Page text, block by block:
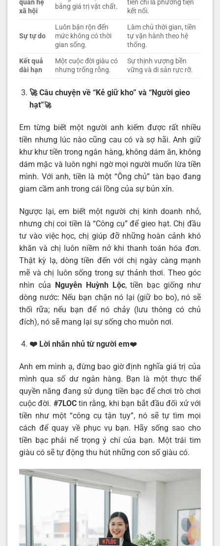
quan hệ
xã hội
bằng giá trị vật chất.
tiền chỉ là phương tiện
kết nối.
Sự tự do
Luôn bận rộn đến
mức không có thời
gian sống.
Làm chủ thời gian, tiền
tự vận hành theo hệ
thống.
Kết quả
dài hạn
Một cuộc đời giàu có
nhưng trống rỗng.
Sự thịnh vượng bền
vững và di sản rực rỡ.
🚀 Câu chuyện về “Kẻ giữ kho” và “Người gieo
hạt”🚀
Em từng biết một người anh kiếm được rất nhiều
tiền nhưng lúc nào cũng cau có và sợ hãi. Anh giữ
khư khư tiền trong ngân hàng, không dám ăn, không
dám mặc và luôn nghi ngờ mọi người muốn lừa tiền
mình. Với anh, tiền là một “Ông chủ” tàn bạo đang
giam cầm anh trong cái lồng của sự bủn xỉn.
Ngược lại, em biết một người chị kinh doanh nhỏ,
nhưng chị coi tiền là “Công cụ” để gieo hạt. Chị đầu
tư vào việc học, chị giúp đỡ những hoàn cảnh khó
khăn và chị luôn niềm nở khi thanh toán hóa đơn.
Thật kỳ lạ, dòng tiền đến với chị ngày càng mạnh
mẽ và chị luôn sống trong sự thảnh thơi. Theo góc
nhìn của Nguyễn Huỳnh Lộc, tiền bạc giống như
dòng nước: Nếu bạn chặn nó lại (giữ bo bo), nó sẽ
thối rữa; nếu bạn để nó chảy (lưu thông có chủ
đích), nó sẽ mang lại sự sống cho muôn nơi.
❤️ Lời nhắn nhủ từ người em❤️
Anh em mình ạ, đừng bao giờ định nghĩa giá trị của
mình qua số dư ngân hàng. Bạn là một thực thể
quyền năng đang sử dụng tiền bạc để chơi trò chơi
cuộc đời. #7LOCtin rằng, khi bạn bắt đầu đối xử với
tiền như một “công cụ tận tụy”, nó sẽ tự tìm mọi
cách để quay về phục vụ bạn. Hãy sống sao cho
tiền bạc phải nể trọng ý chí của bạn. Một trái tim
giàu có sẽ tự động thu hút những con số giàu có.